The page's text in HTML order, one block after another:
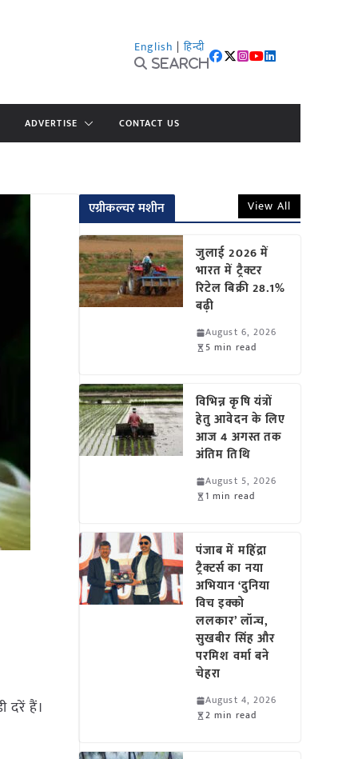
English | हिन्दी
Search
ADVERTISE CONTACT US
दरें हैं।
एग्रीकल्चर मशीन View All
जुलाई 2026 में
भारत में ट्रैक्टर
रिटेल बिक्री 28.1%
बढ़ी
August 6, 2026
5 min read
विभिन्न कृषि यंत्रों
हेतु आवेदन के लिए
आज 4 अगस्त तक
अंतिम तिथि
August 5, 2026
1 min read
पंजाब में महिंद्रा
ट्रैक्टर्स का नया
अभियान ‘दुनिया
विच इक्को
ललकार’ लॉन्च,
सुखबीर सिंह और
परमिश वर्मा बने
चेहरा
August 4, 2026
2 min read